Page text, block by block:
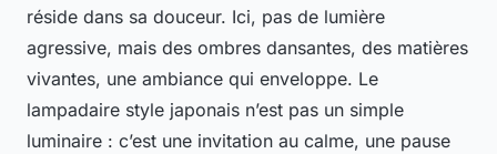
réside dans sa douceur. Ici, pas de lumière
agressive, mais des ombres dansantes, des matières
vivantes, une ambiance qui enveloppe. Le
lampadaire style japonais n’est pas un simple
luminaire : c’est une invitation au calme, une pause